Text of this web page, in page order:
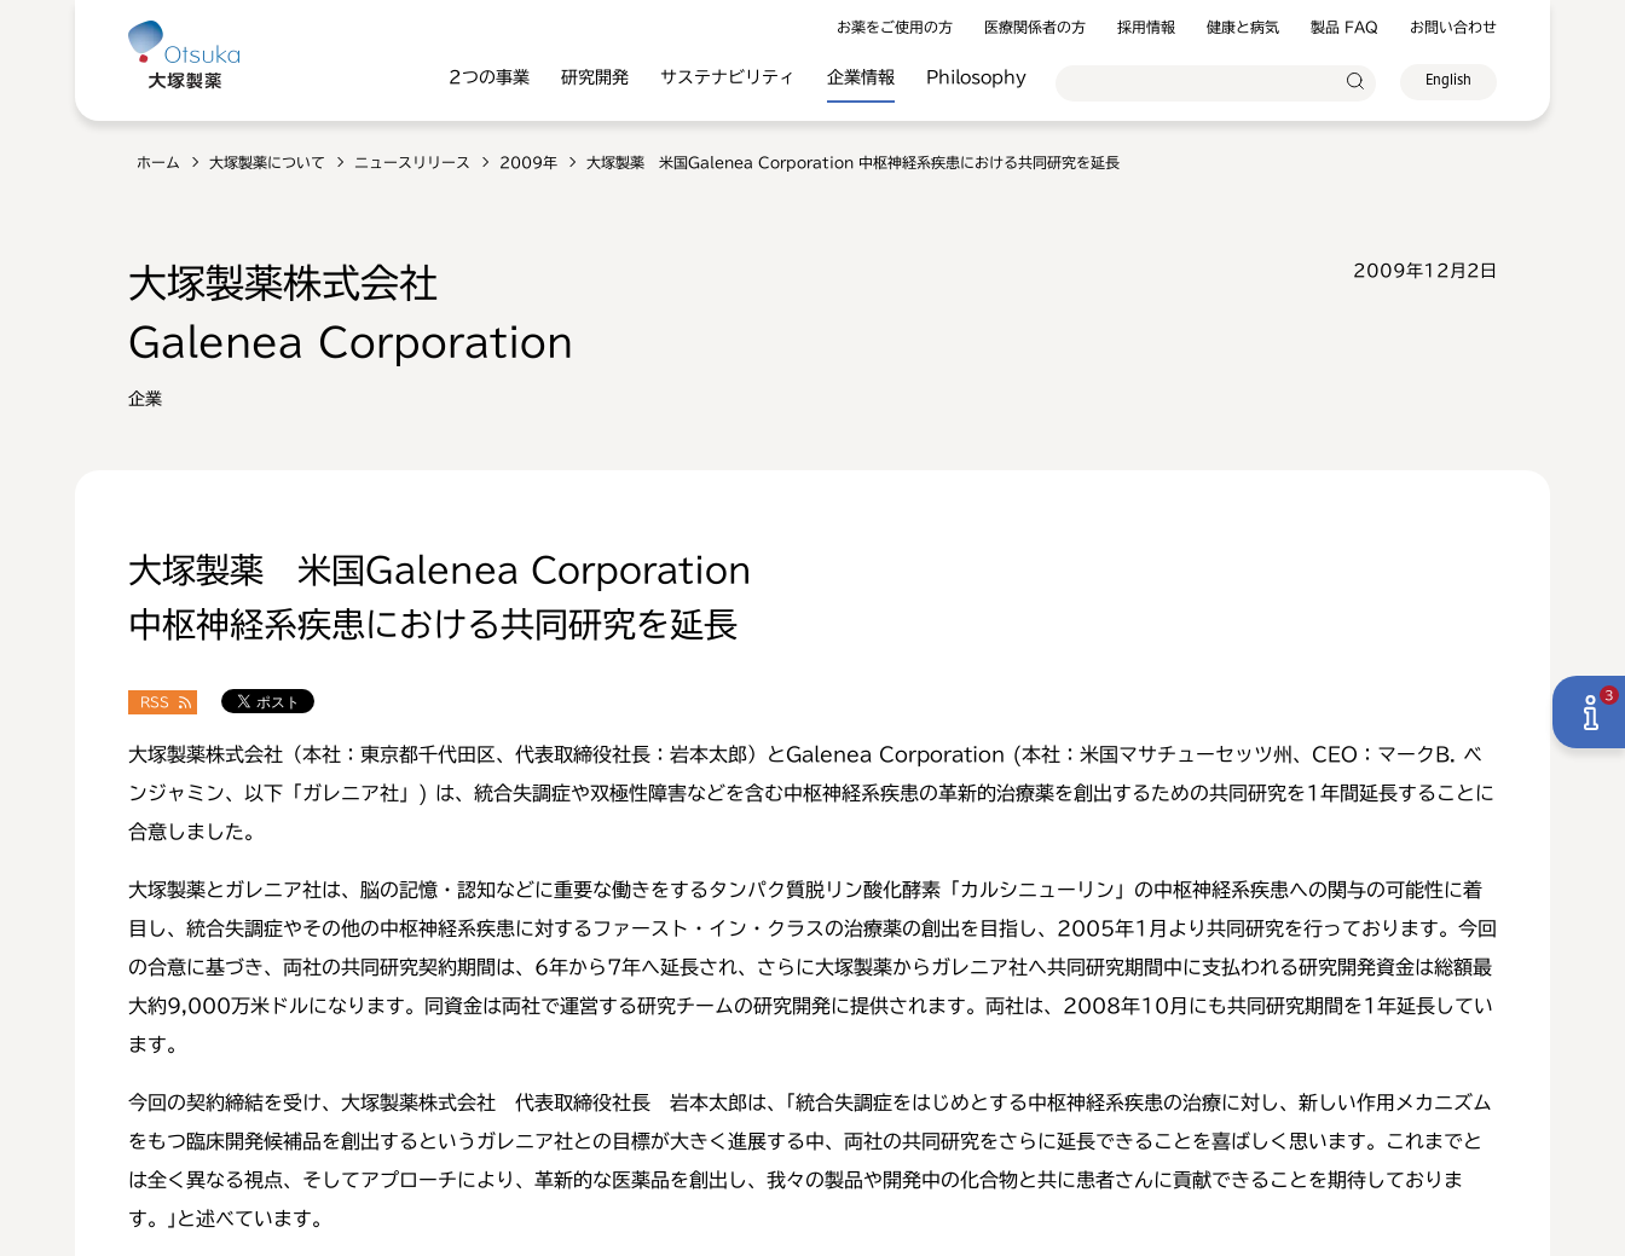
お薬をご使用の方 医療関係者の方 採用情報 健康と病気 製品 FAQ お問い合わせ
2つの事業 研究開発 サステナビリティ 企業情報 Philosophy English
ホーム 大塚製薬について ニュースリリース 2009年 大塚製薬 米国Galenea Corporation 中枢神経系疾患における共同研究を延長
大塚製薬株式会社
Galenea Corporation
企業
2009年12月2日
大塚製薬 米国Galenea Corporation
中枢神経系疾患における共同研究を延長
RSS
大塚製薬株式会社（本社：東京都千代田区、代表取締役社長：岩本太郎）とGalenea Corporation (本社：米国マサチューセッツ州、CEO：マークB. ベ
ンジャミン、以下「ガレニア社」) は、統合失調症や双極性障害などを含む中枢神経系疾患の革新的治療薬を創出するための共同研究を1年間延長することに
合意しました。
大塚製薬とガレニア社は、脳の記憶・認知などに重要な働きをするタンパク質脱リン酸化酵素「カルシニューリン」の中枢神経系疾患への関与の可能性に着
目し、統合失調症やその他の中枢神経系疾患に対するファースト・イン・クラスの治療薬の創出を目指し、2005年1月より共同研究を行っております。今回
の合意に基づき、両社の共同研究契約期間は、6年から7年へ延長され、さらに大塚製薬からガレニア社へ共同研究期間中に支払われる研究開発資金は総額最
大約9,000万米ドルになります。同資金は両社で運営する研究チームの研究開発に提供されます。両社は、2008年10月にも共同研究期間を1年延長してい
ます。
今回の契約締結を受け、大塚製薬株式会社 代表取締役社長 岩本太郎は、｢統合失調症をはじめとする中枢神経系疾患の治療に対し、新しい作用メカニズム
をもつ臨床開発候補品を創出するというガレニア社との目標が大きく進展する中、両社の共同研究をさらに延長できることを喜ばしく思います。これまでと
は全く異なる視点、そしてアプローチにより、革新的な医薬品を創出し、我々の製品や開発中の化合物と共に患者さんに貢献できることを期待しておりま
す。｣と述べています。
3